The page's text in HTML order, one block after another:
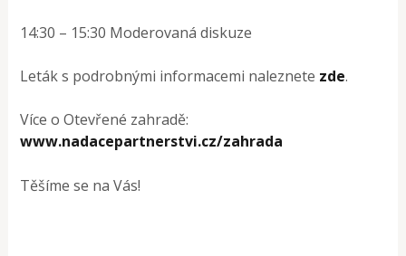
14:30 – 15:30 Moderovaná diskuze
Leták s podrobnými informacemi naleznete zde.
Více o Otevřené zahradě:
www.nadacepartnerstvi.cz/zahrada
Těšíme se na Vás!